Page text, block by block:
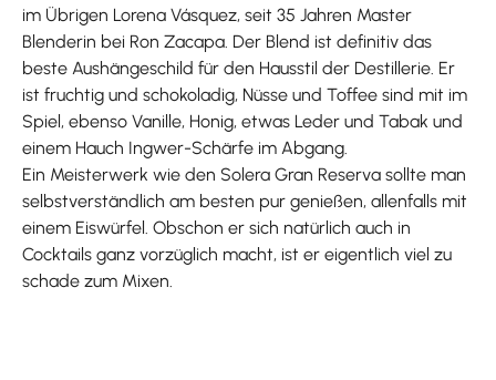
im Übrigen Lorena Vásquez, seit 35 Jahren Master
Blenderin bei Ron Zacapa. Der Blend ist definitiv das
beste Aushängeschild für den Hausstil der Destillerie. Er
ist fruchtig und schokoladig, Nüsse und Toffee sind mit im
Spiel, ebenso Vanille, Honig, etwas Leder und Tabak und
einem Hauch Ingwer-Schärfe im Abgang.
Ein Meisterwerk wie den Solera Gran Reserva sollte man
selbstverständlich am besten pur genießen, allenfalls mit
einem Eiswürfel. Obschon er sich natürlich auch in
Cocktails ganz vorzüglich macht, ist er eigentlich viel zu
schade zum Mixen.